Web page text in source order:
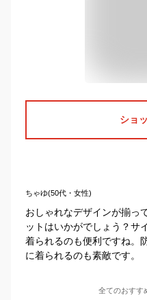
ショ
ちゃゆ(50代・女性)
おしゃれなデザインが揃っ
ットはいかがでしょう？サ
着られるのも便利ですね。
に着られるのも素敵です。
全てのおすす